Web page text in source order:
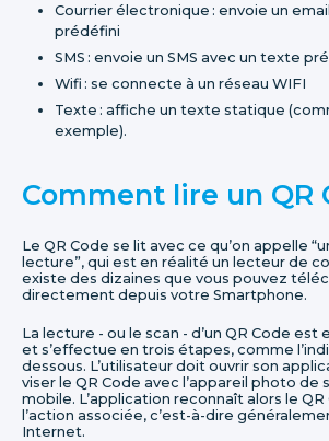
Courrier électronique : envoie un
prédéfini
SMS : envoie un SMS avec un texte
Wifi : se connecte à un réseau WIFI
Texte : affiche un texte statique
exemple).
Comment lire un QR
Le QR Code se lit avec ce qu’on appelle
lecture”, qui est en réalité un lecteur de
existe des dizaines que vous pouvez
directement depuis votre Smartphone.
La lecture - ou le scan - d’un QR Code est
et s’effectue en trois étapes, comme
dessous. L’utilisateur doit ouvrir son
viser le QR Code avec l’appareil photo de
mobile. L’application reconnaît alors le
l’action associée, c’est-à-dire
Internet.